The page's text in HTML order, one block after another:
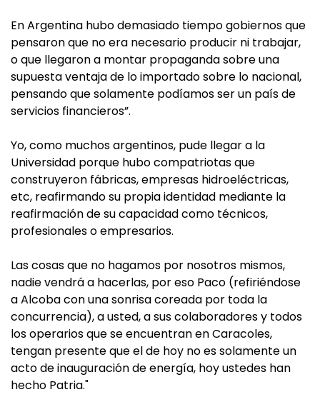
En Argentina hubo demasiado tiempo gobiernos que
pensaron que no era necesario producir ni trabajar,
o que llegaron a montar propaganda sobre una
supuesta ventaja de lo importado sobre lo nacional,
pensando que solamente podíamos ser un país de
servicios financieros”.
Yo, como muchos argentinos, pude llegar a la
Universidad porque hubo compatriotas que
construyeron fábricas, empresas hidroeléctricas,
etc, reafirmando su propia identidad mediante la
reafirmación de su capacidad como técnicos,
profesionales o empresarios.
Las cosas que no hagamos por nosotros mismos,
nadie vendrá a hacerlas, por eso Paco (refiriéndose
a Alcoba con una sonrisa coreada por toda la
concurrencia), a usted, a sus colaboradores y todos
los operarios que se encuentran en Caracoles,
tengan presente que el de hoy no es solamente un
acto de inauguración de energía, hoy ustedes han
hecho Patria."